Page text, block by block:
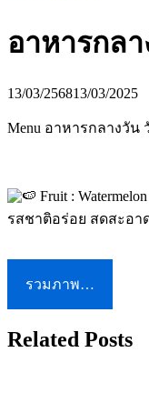
อาหารกล
13/03/256813/03/2025
Menu อาหารกลางวัน
Fruit :
รสชาติอร่อย สดสะอา
รวมภาพ…
Related Posts